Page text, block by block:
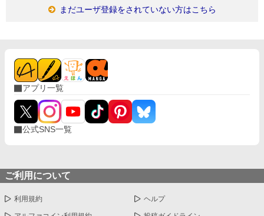
まだユーザ登録をされていない方はこちら
アプリ一覧
公式SNS一覧
ご利用について
利用規約 ヘルプ